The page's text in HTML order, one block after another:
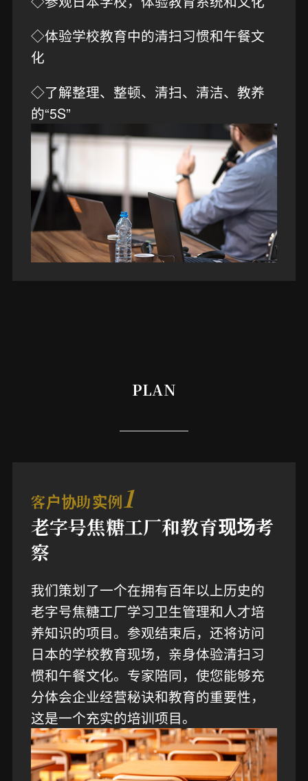
◇体验学校教育中的清扫习惯和午餐文
化
◇了解整理、整顿、清扫、清洁、教养
的“5S”
PLAN
客户协助实例1
老字号焦糖工厂和教育现场考
察
我们策划了一个在拥有百年以上历史的
老字号焦糖工厂学习卫生管理和人才培
养知识的项目。参观结束后，还将访问
日本的学校教育现场，亲身体验清扫习
惯和午餐文化。专家陪同，使您能够充
分体会企业经营秘诀和教育的重要性，
这是一个充实的培训项目。